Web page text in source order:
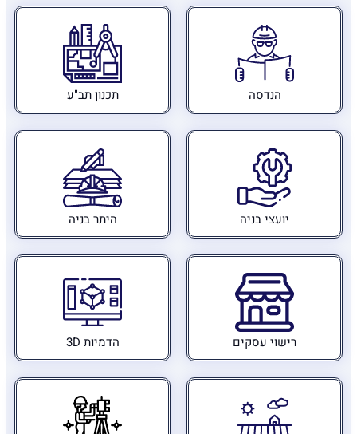
הנדסה תכנון תב"ע
יועצי בניה היתר בניה
רישוי עסקים הדמיות 3D